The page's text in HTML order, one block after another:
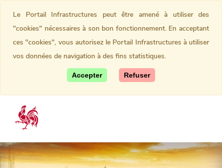
Le Portail Infrastructures peut être amené à utiliser des
"cookies" nécessaires à son bon fonctionnement. En acceptant
ces "cookies", vous autorisez le Portail Infrastructures à utiliser
vos données de navigation à des fins statistiques.
Accepter Refuser